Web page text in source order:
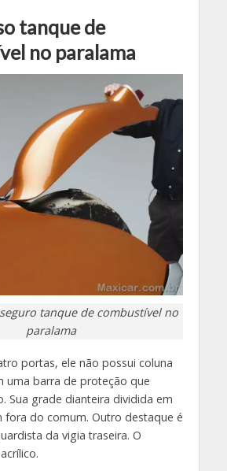
tanque de
no paralama
tanque de combustível no
paralama
portas, ele não possui coluna
uma barra de proteção que
Sua grade dianteira dividida em
fora do comum. Outro destaque é
da vigia traseira. O